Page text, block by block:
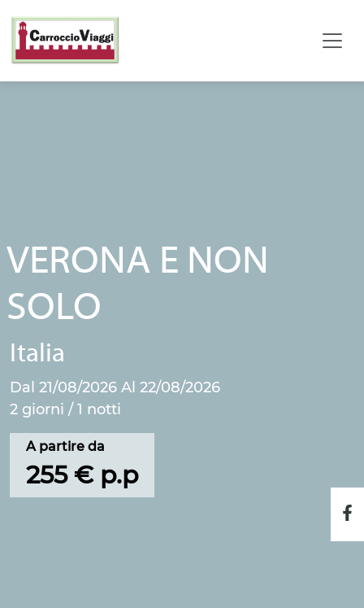
VERONA E NON
SOLO
Italia
Dal 21/08/2026 Al 22/08/2026
2 giorni / 1 notti
A partire da
255 € p.p